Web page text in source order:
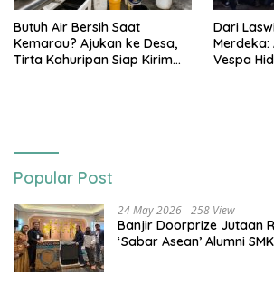
Butuh Air Bersih Saat
Kemarau? Ajukan ke Desa,
Tirta Kahuripan Siap Kirim
Dari
Merdeka:
Vespa
Popular Post
24 May 2026 258 View
Banjir Doorprize Jutaan
‘Sabar Asean’ Alumni